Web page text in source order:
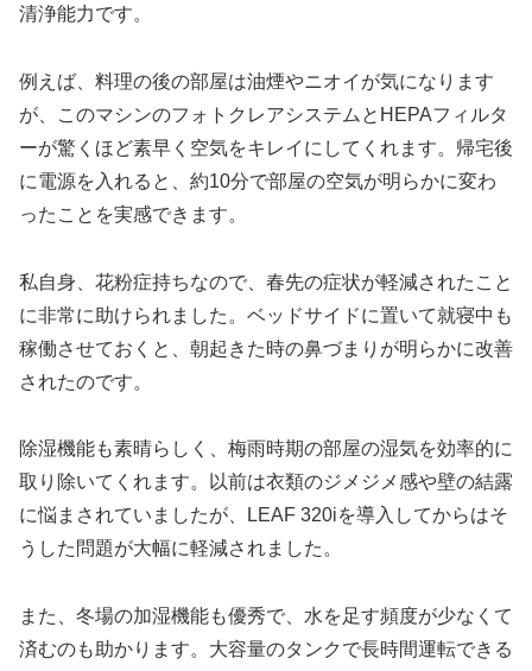
清浄能力です。
例えば、料理の後の部屋は油煙やニオイが気になります
が、このマシンのフォトクレアシステムとHEPAフィルタ
ーが驚くほど素早く空気をキレイにしてくれます。帰宅後
に電源を入れると、約10分で部屋の空気が明らかに変わ
ったことを実感できます。
私自身、花粉症持ちなので、春先の症状が軽減されたこと
に非常に助けられました。ベッドサイドに置いて就寝中も
稼働させておくと、朝起きた時の鼻づまりが明らかに改善
されたのです。
除湿機能も素晴らしく、梅雨時期の部屋の湿気を効率的に
取り除いてくれます。以前は衣類のジメジメ感や壁の結露
に悩まされていましたが、LEAF 320iを導入してからはそ
うした問題が大幅に軽減されました。
また、冬場の加湿機能も優秀で、水を足す頻度が少なくて
済むのも助かります。大容量のタンクで長時間運転できる